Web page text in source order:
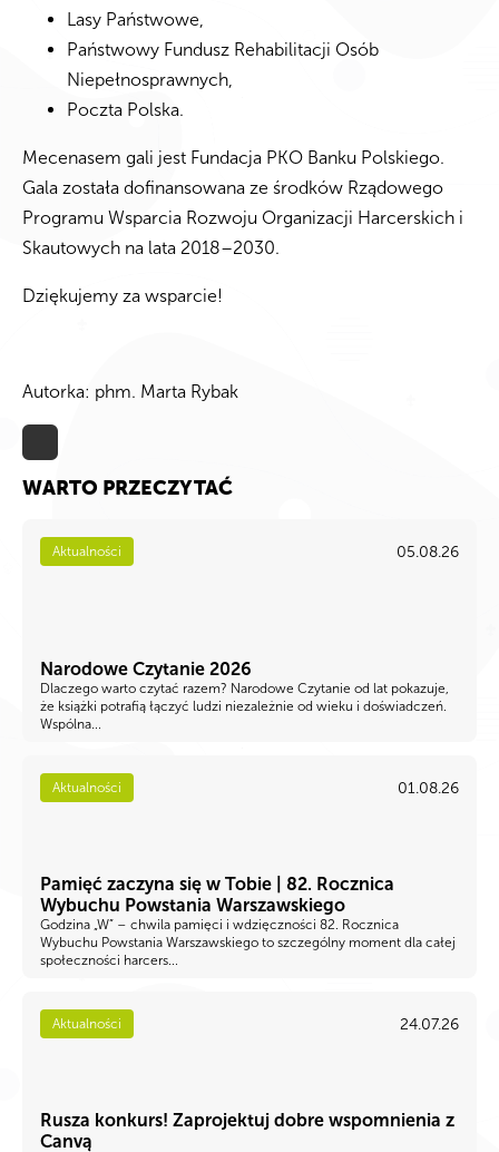
Lasy Państwowe,
Państwowy Fundusz Rehabilitacji Osób
Niepełnosprawnych,
Poczta Polska.
Mecenasem gali jest Fundacja PKO Banku Polskiego.
Gala została dofinansowana ze środków Rządowego
Programu Wsparcia Rozwoju Organizacji Harcerskich i
Skautowych na lata 2018–2030.
Dziękujemy za wsparcie!
Autorka: phm. Marta Rybak
WARTO PRZECZYTAĆ
Aktualności 05.08.26
Narodowe Czytanie 2026
Dlaczego warto czytać razem? Narodowe Czytanie od lat pokazuje,
że książki potrafią łączyć ludzi niezależnie od wieku i doświadczeń.
Wspólna...
Aktualności 01.08.26
Pamięć zaczyna się w Tobie | 82. Rocznica
Wybuchu Powstania Warszawskiego
Godzina „W” – chwila pamięci i wdzięczności 82. Rocznica
Wybuchu Powstania Warszawskiego to szczególny moment dla całej
społeczności harcers...
Aktualności 24.07.26
Rusza konkurs! Zaprojektuj dobre wspomnienia z
Canvą